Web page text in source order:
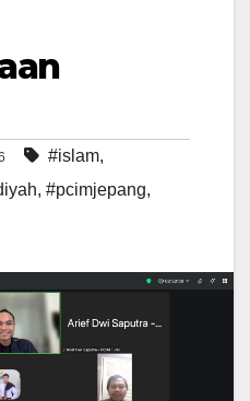
#islam,
, #pcimjepang,